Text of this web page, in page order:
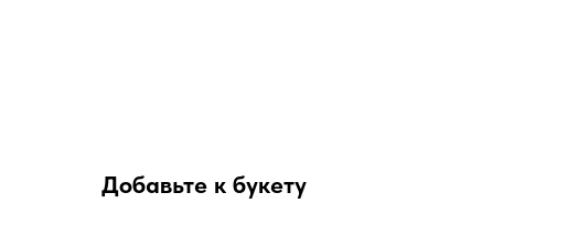
Добавьте к букету